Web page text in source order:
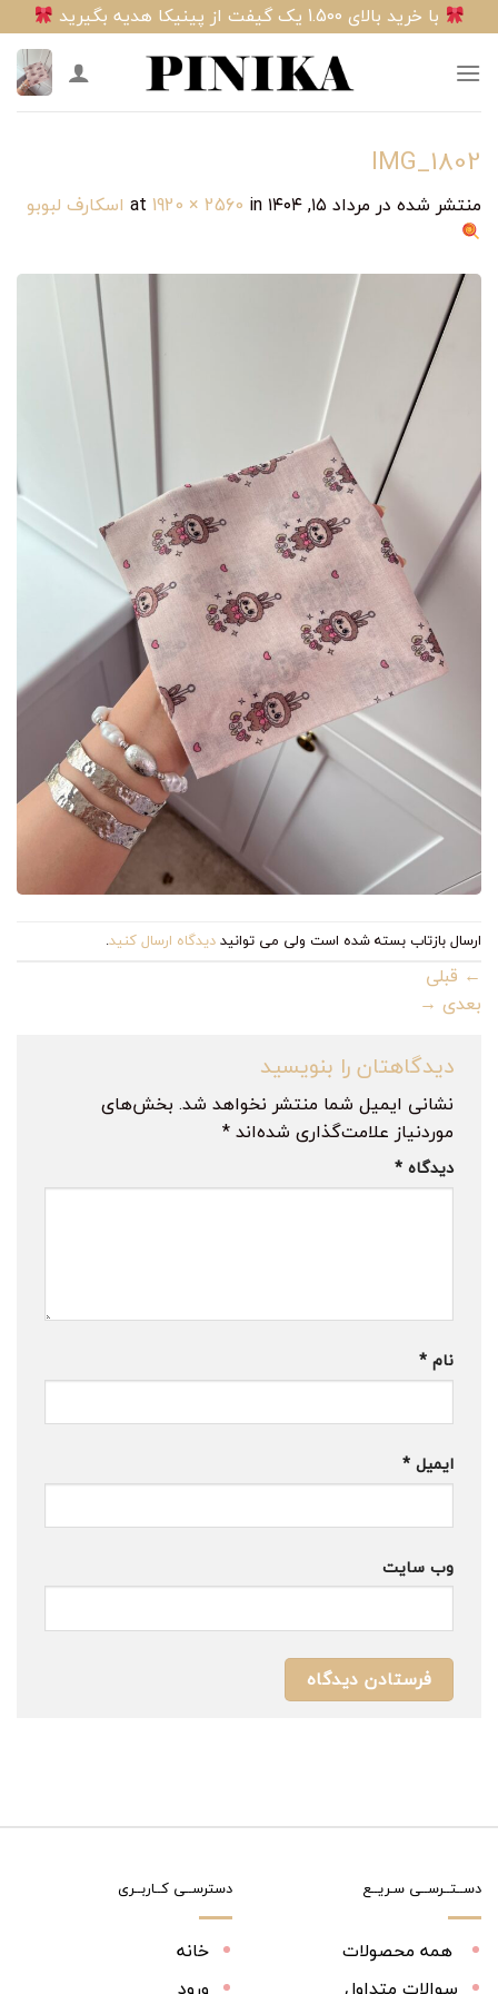
to
content
با خرید بالای 1.500 یک گیفت از پینیکا هدیه بگیرید
IMG_1802
منتشر شده در مرداد ۱۵, ۱۴۰۴ 1920 × 2560 in اسکارف لبوبو
ارسال بازتاب بسته شده است ولی می توانیددیدگاه ارسال کنید.
← قبلی
بعدی →
دیدگاهتان را بنویسید
نشانی ایمیل شما منتشر نخواهد شد. بخش‌های
موردنیاز علامت‌گذاری شده‌اند*
دیدگاه *
نام *
ایمیل *
وب‌ سایت
دســتــرســی سـریــع
همه محصولات
دسترســی کــاربــری
خانه